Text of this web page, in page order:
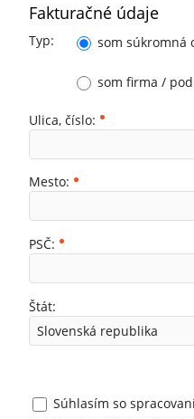
Fakturačné údaje
Typ: som súkromná
som firma /
Ulica, číslo:
Mesto:
PSČ:
Štát:
Súhlasím so